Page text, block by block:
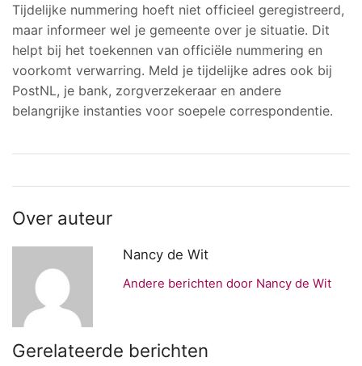
Tijdelijke nummering hoeft niet officieel geregistreerd,
maar informeer wel je gemeente over je situatie. Dit
helpt bij het toekennen van officiële nummering en
voorkomt verwarring. Meld je tijdelijke adres ook bij
PostNL, je bank, zorgverzekeraar en andere
belangrijke instanties voor soepele correspondentie.
Over auteur
Nancy de Wit
Andere berichten door Nancy de Wit
Gerelateerde berichten